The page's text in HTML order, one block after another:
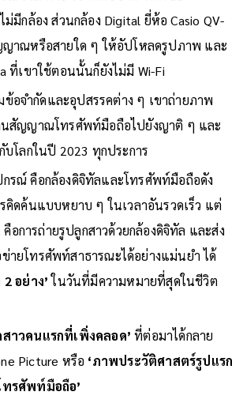
มีกล้อง ส่วนกล้อง Digital ยี่ห้อ Casio QV-
ญาณหรือสายใด ๆ ให้อัปโหลดรูปภาพ และ
ที่เขาใช้ตอนนั้นก็ยังไม่มี Wi-Fi
อจำกัดและอุปสรรคต่าง ๆ เขาถ่ายภาพ
นสัญญาณโทรศัพท์มือถือไปยังญาติ ๆ และ
โลกในปี 2023 ทุกประการ
รณ์ คือกล้องดิจิทัลและโทรศัพท์มือถือดัง
คิดค้นแบบหยาบ ๆ ในเวลาอันรวดเร็ว แต่
การถ่ายรูปลูกสาวด้วยกล้องดิจิทัล และส่ง
ายโทรศัพท์สาธารณะได้อย่างแม่นยำ ได้
2 อย่าง’ในวันที่มีความหมายที่สุดในชีวิต
าวคนแรกที่เพิ่งคลอด’ ที่ต่อมาได้กลาย
Picture หรือ ‘ภาพประวัติศาสตร์รูปแรก
ทรศัพท์มือถือ’